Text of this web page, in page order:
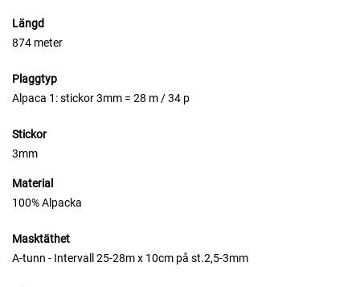
Längd
874 meter
Plaggtyp
Alpaca 1: stickor 3mm = 28 m / 34 p
Stickor
3mm
Material
100% Alpacka
Masktäthet
A-tunn - Intervall 25-28m x 10cm på st.2,5-3mm